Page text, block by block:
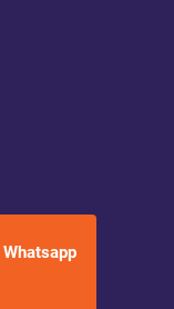
Whatsapp